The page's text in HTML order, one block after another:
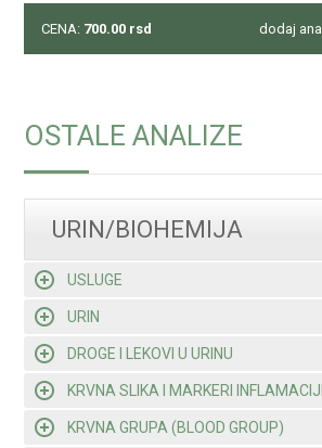
CENA: 700.00 rsd dodaj
OSTALE ANALIZE
URIN/BIOHEMIJA
USLUGE
URIN
DROGE I LEKOVI U URINU
KRVNA SLIKA I MARKERI
KRVNA GRUPA (BLOOD GROUP)